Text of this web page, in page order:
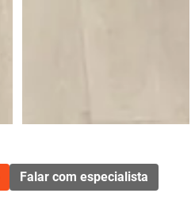
Falar com especialista